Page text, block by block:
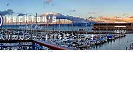
りのガジェット類を紹介します